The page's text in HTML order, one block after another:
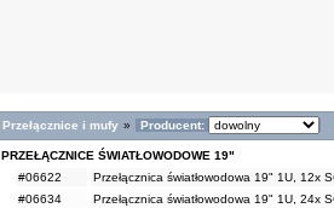
Przełącznice i mufy » Producent:
PRZEŁĄCZNICE ŚWIATŁOWODOWE 19"
#06622
Przełącznica światłowodowa 19" 1U, 12x
#06634
Przełącznica światłowodowa 19" 1U, 24x